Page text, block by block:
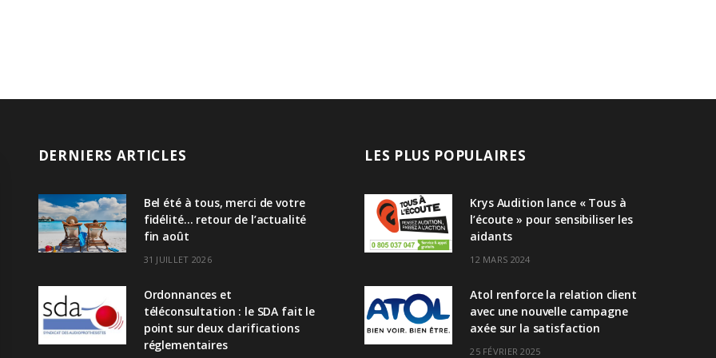
DERNIERS ARTICLES
Bel été à tous, merci de votre
fidélité… retour de l’actualité
fin août
31 JUILLET 2026
Ordonnances et
téléconsultation : le SDA fait le
point sur deux clarifications
réglementaires
LES PLUS POPULAIRES
Krys Audition lance « Tous à
l’écoute » pour sensibiliser les
aidants
12 MARS 2024
Atol renforce la relation client
avec une nouvelle campagne
axée sur la satisfaction
25 FÉVRIER 2025